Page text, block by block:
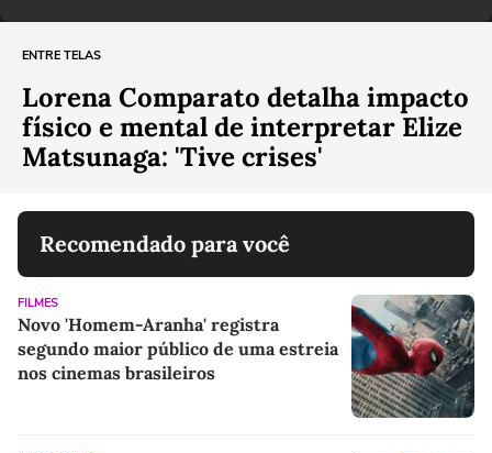
ENTRE TELAS
Lorena Comparato detalha impacto
físico e mental de interpretar Elize
Matsunaga: 'Tive crises'
Recomendado para você
FILMES
Novo 'Homem-Aranha' registra
segundo maior público de uma estreia
nos cinemas brasileiros